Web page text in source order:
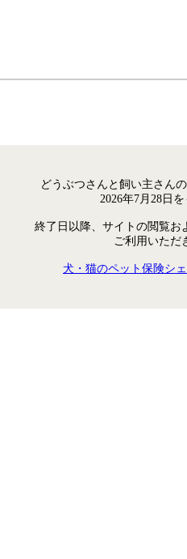
どうぶつさんと飼い主さん
2026年7月28日
終了日以降、サイトの閲覧お
ご利用いただ
犬・猫のペット保険シ